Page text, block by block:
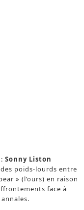
Sonny Liston
poids-lourds entre
» (l’ours) en raison
face à